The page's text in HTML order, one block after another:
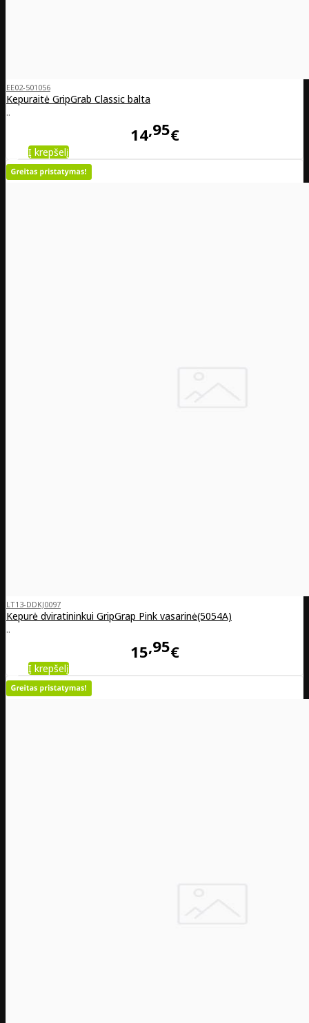
EE02-501056
Kepuraitė GripGrab Classic balta
..
14 95€
Į krepšelį
LT13-DDKJ0097
Kepurė dviratininkui GripGrap Pink vasarinė(5054A)
..
15 95€
Į krepšelį